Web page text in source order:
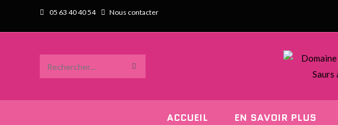
05 63 40 40 54 Nous contacter
Rechercher
ACCUEIL EN SAVOIR PLUS